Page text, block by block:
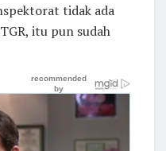
tidak ada
itu pun sudah